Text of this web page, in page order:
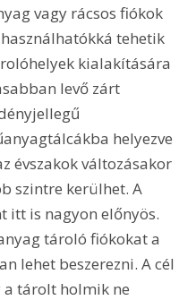
vagy rácsos fiókok
tehetik
kialakítására
levő zárt
helyezve
évszakok változásakor
szintre kerülhet. A
itt is nagyon előnyös.
tároló fiókokat a
lehet beszerezni. A cél
a tárolt holmik ne